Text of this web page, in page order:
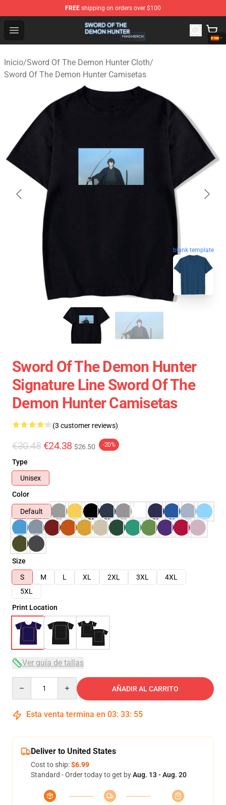
FREE shipping on orders over $100
Open menu
Sword Of The Demon Hunter Shop - Official Sword Of
Inicio/Sword Of The Demon Hunter Cloth/
Sword Of The Demon Hunter Camisetas
blank template
Sword Of The Demon Hunter
Signature Line Sword Of The
Demon Hunter Camisetas
(3 customer reviews)
€30.48 €24.38 $26.50 -20%
Type
Unisex
Color
Default
Size
S
M L XL 2XL 3XL
4XL
5XL
Print Location
Ver guía de tallas
AÑADIR AL CARRITO
Esta venta termina en 03: 33: 54
Deliver to United States
Cost to ship:$6.99
Standard - Order today to get byAug. 13 - Aug. 20